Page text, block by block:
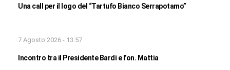
Una call per il logo del “Tartufo Bianco Serrapotamo”
7 Agosto 2026 - 13:57
Incontro tra il Presidente Bardi e l’on. Mattia